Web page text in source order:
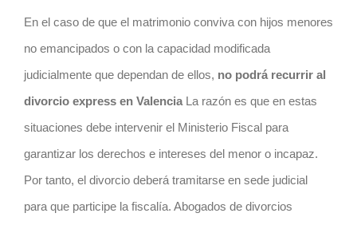
En el caso de que el matrimonio conviva con hijos menores
no emancipados o con la capacidad modificada
judicialmente que dependan de ellos, no podrá recurrir al
divorcio express en Valencia La razón es que en estas
situaciones debe intervenir el Ministerio Fiscal para
garantizar los derechos e intereses del menor o incapaz.
Por tanto, el divorcio deberá tramitarse en sede judicial
para que participe la fiscalía. Abogados de divorcios